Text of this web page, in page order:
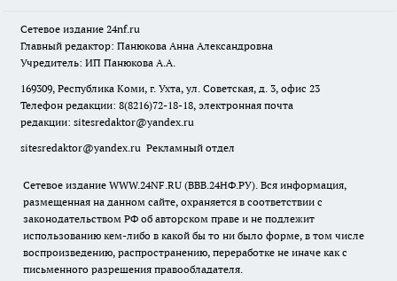
Сетевое издание 24nf.ru
Главный редактор: Панюкова Анна Александровна
Учредитель: ИП Панюкова А.А.
169309, Республика Коми, г. Ухта, ул. Советская, д. 3, офис 23
Телефон редакции: 8(8216)72-18-18, электронная почта
редакции: sitesredaktor@yandex.ru
sitesredaktor@yandex.ru Рекламный отдел
Сетевое издание WWW.24NF.RU (ВВВ.24НФ.РУ). Вся информация,
размещенная на данном сайте, охраняется в соответствии с
законодательством РФ об авторском праве и не подлежит
использованию кем-либо в какой бы то ни было форме, в том числе
воспроизведению, распространению, переработке не иначе как с
письменного разрешения правообладателя.